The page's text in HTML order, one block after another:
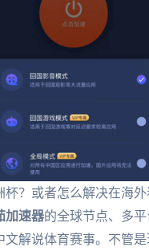
？或者怎么解决在海外
加速器的全球节点、多
解说体育赛事。不管